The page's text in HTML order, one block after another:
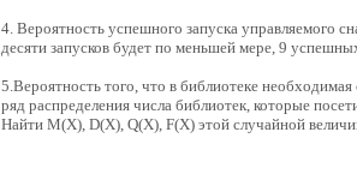
4. Вероятность успешного запуска управляемого
десяти запусков будет по меньшей мере, 9
5.Вероятность того, что в библиотеке
ряд распределения числа библиотек, которые
Найти М(X), D(X), Q(X), F(X) этой случайной